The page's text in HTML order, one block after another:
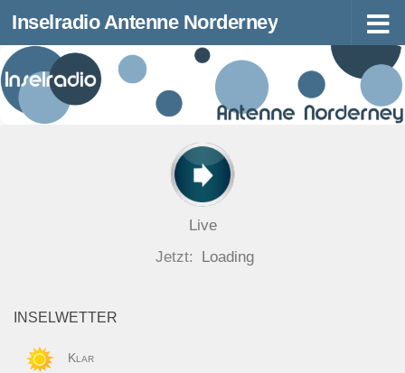
Zum Inhalt springen
Inselradio Antenne Norderney
Live
Jetzt:
Loading
INSELWETTER
Klar